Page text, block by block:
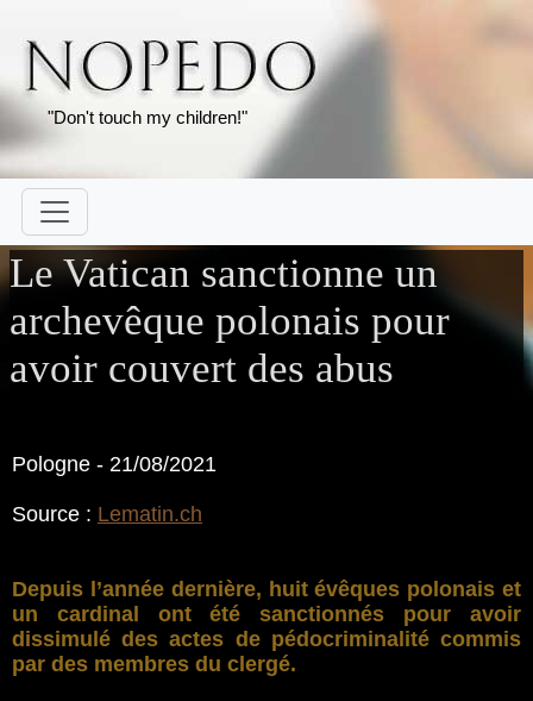
"Don't touch my children!"
Le Vatican sanctionne un
archevêque polonais pour
avoir couvert des abus
Pologne - 21/08/2021
Source : Lematin.ch
Depuis l’année dernière, huit évêques polonais et
un cardinal ont été sanctionnés pour avoir
dissimulé des actes de pédocriminalité commis
par des membres du clergé.